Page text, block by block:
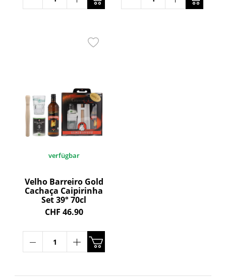
verfügbar
Velho Barreiro Gold
Cachaça Caipirinha
Set 39° 70cl
CHF 46.90